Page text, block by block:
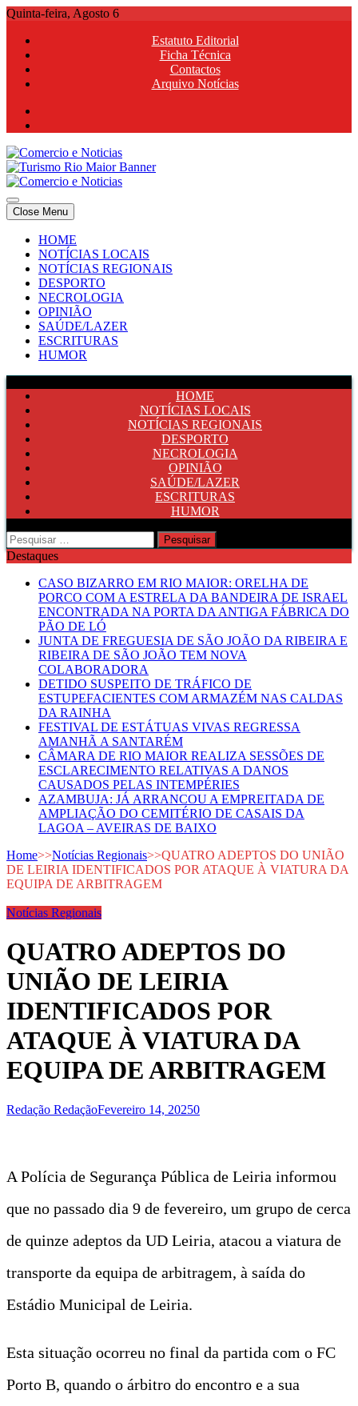
Skip
content
Quinta-feira, Agosto 6
Estatuto Editorial
Ficha Técnica
Contactos
Arquivo Notícias
Comercio e Noticias
Notícias e Publicidade Online
Comercio e Noticias
Notícias e Publicidade Online
Close Menu
HOME
NOTÍCIAS LOCAIS
NOTÍCIAS REGIONAIS
DESPORTO
NECROLOGIA
OPINIÃO
SAÚDE/LAZER
ESCRITURAS
HUMOR
HOME
NOTÍCIAS LOCAIS
NOTÍCIAS REGIONAIS
DESPORTO
NECROLOGIA
OPINIÃO
SAÚDE/LAZER
ESCRITURAS
HUMOR
Pesquisar
por:
Destaques
CASO BIZARRO EM RIO MAIOR: ORELHA DE
PORCO COM A ESTRELA DA BANDEIRA DE ISRAEL
ENCONTRADA NA PORTA DA ANTIGA FÁBRICA DO
PÃO DE LÓ
JUNTA DE FREGUESIA DE SÃO JOÃO DA RIBEIRA E
RIBEIRA DE SÃO JOÃO TEM NOVA
COLABORADORA
DETIDO SUSPEITO DE TRÁFICO DE
ESTUPEFACIENTES COM ARMAZÉM NAS CALDAS
DA RAINHA
FESTIVAL DE ESTÁTUAS VIVAS REGRESSA
AMANHÃ A SANTARÉM
CÂMARA DE RIO MAIOR REALIZA SESSÕES DE
ESCLARECIMENTO RELATIVAS A DANOS
CAUSADOS PELAS INTEMPÉRIES
AZAMBUJA: JÁ ARRANCOU A EMPREITADA DE
AMPLIAÇÃO DO CEMITÉRIO DE CASAIS DA
LAGOA – AVEIRAS DE BAIXO
Home>>Notícias Regionais>>QUATRO ADEPTOS DO UNIÃO
DE LEIRIA IDENTIFICADOS POR ATAQUE À VIATURA DA
EQUIPA DE ARBITRAGEM
Notícias Regionais
QUATRO ADEPTOS DO
UNIÃO DE LEIRIA
IDENTIFICADOS POR
ATAQUE À VIATURA DA
EQUIPA DE ARBITRAGEM
Redação RedaçãoFevereiro 14, 20250
A Polícia de Segurança Pública de Leiria informou
que no passado dia 9 de fevereiro, um grupo de cerca
de quinze adeptos da UD Leiria, atacou a viatura de
transporte da equipa de arbitragem, à saída do
Estádio Municipal de Leiria.
Esta situação ocorreu no final da partida com o FC
Porto B, quando o árbitro do encontro e a sua